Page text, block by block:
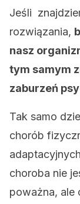
Jeśli
rozwiązania,
nasz
tym samym
zaburzeń
Tak samo
chorób
choroba nie
poważna, ale